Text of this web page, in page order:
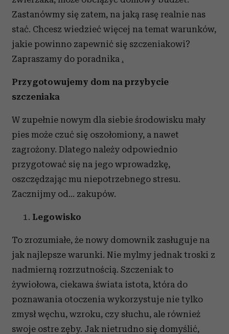
Zastanówmy się zatem, na jaką rasę realnie nas
stać. Chcesz wiedzieć więcej na temat warunków,
jakie powinno zapewnić się szczeniakowi?
Zapraszamy do poradnika .
Przygotowujemy dom na przybycie
szczeniaka
W zupełnie nowym dla siebie środowisku mały
pies może czuć się oszołomiony, a nawet
zagrożony. Dlatego należy odpowiednio
przygotować się na jego wprowadzkę,
oszczędzając mu niepotrzebnego stresu.
Zacznijmy od… zakupów.
Legowisko
To zrozumiałe, że nowy domownik zasługuje na
jak najlepsze warunki. Nie mylmy jednak troski z
nadmierną rozrzutnością. Szczeniak to
żywiołowa, ciekawa świata istota, która do
poznawania otoczenia wykorzystuje nie tylko
zmysł węchu, wzroku, czy słuchu, ale również
swoje ostre zęby. Jak nietrudno się domyślić,